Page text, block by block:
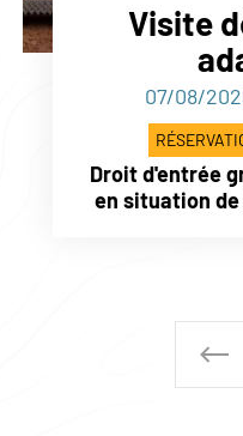
Visite
07/08/
Droit d'entrée
en situation
À